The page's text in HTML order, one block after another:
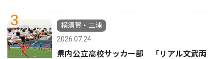
3
横須賀・三浦
2026.07.24
県内公立高校サッカー部 「リアル文武両